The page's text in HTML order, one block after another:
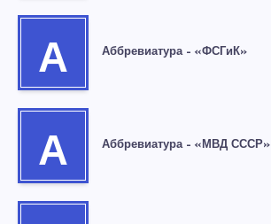
А Аббревиатура – «ФСГиК»
А Аббревиатура – «МВД СССР»